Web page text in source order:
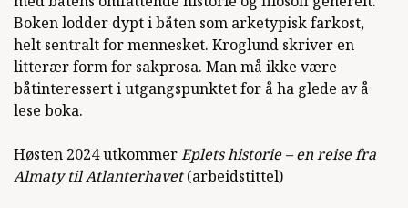
Se alle utgivelser
Boken lodder dypt i båten som arketypisk farkost,
helt sentralt for mennesket. Kroglund skriver en
litterær form for sakprosa. Man må ikke være
båtinteressert i utgangspunktet for å ha glede av å
lese boka.
Høsten 2024 utkommerEplets historie – en reise fra
Almaty til Atlanterhavet(arbeidstittel)